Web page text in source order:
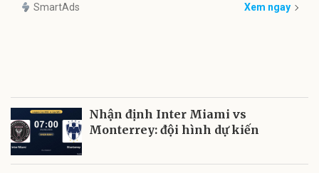
SmartAds Xem ngay
Nhận định Inter Miami vs
Monterrey: đội hình dự kiến